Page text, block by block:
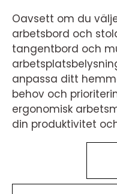
Oavsett om du
arbetsbord och
tangentbord och
anpassa ditt
behov och
ergonomisk
din produktivitet